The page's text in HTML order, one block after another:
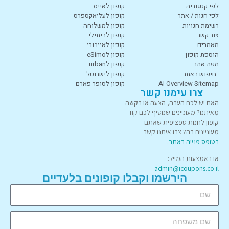
לפי קטגוריה
לפי חנות / אתר
רשימת חנויות
צור קשר
מאמרים
הוספת קופון
מפת אתר
חיפוש באתר
AI Overview Sitemap
קופון לאייס
קופון לעליאקספרס
קופון למשלוחה
קופון לביתילי
קופון לאייבורי
קופון לeSimo
קופון לurban
קופון לישרוטל
קופון לסופר פארם
צרו עימנו קשר
האם יש לכם הערה, הצעה או בקשה
מאיתנו? מעוניינים שנוסיף לכם קוד
קופון לחנות ספציפית שאתם
מעוניינים בה? צרו איתנו קשר
בטופס פנייה באתר.
או באמצעות המייל:
admin@icoupons.co.il
הירשמו וקבלו קופונים בלעדיים